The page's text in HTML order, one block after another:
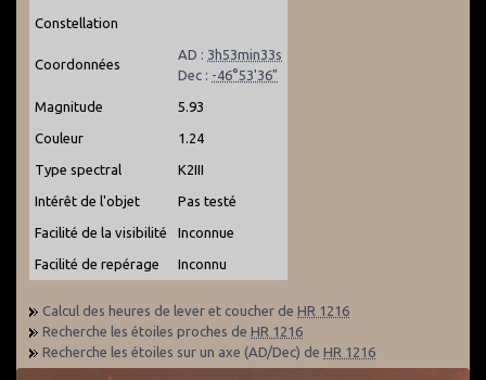
Constellation
Coordonnées
AD : 3h53min33s
Dec : -46°53'36"
Magnitude 5.93
Couleur 1.24
Type spectral K2III
Intérêt de l'objet Pas testé
Facilité de la visibilité Inconnue
Facilité de repérage Inconnu
Calcul des heures de lever et coucher de HR 1216
Recherche les étoiles proches de HR 1216
Recherche les étoiles sur un axe (AD/Dec) de HR 1216